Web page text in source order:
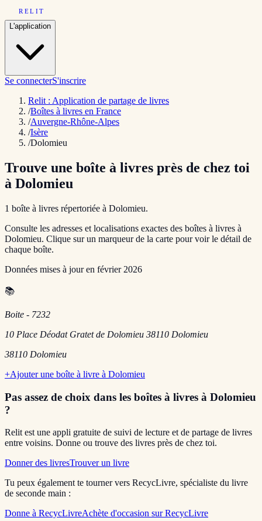
RELIT
L'application
Se connecterS'inscrire
Relit : Application de partage de livres
/Boîtes à livres en France
/Auvergne-Rhône-Alpes
/Isère
/Dolomieu
Trouve une boîte à livres près de chez toi
à Dolomieu
1 boîte à livres répertoriée à Dolomieu.
Consulte les adresses et localisations exactes des boîtes à livres à
Dolomieu. Clique sur un marqueur de la carte pour voir le détail de
chaque boîte.
Données mises à jour en février 2026
📚
Boite - 7232
10 Place Déodat Gratet de Dolomieu 38110 Dolomieu
38110 Dolomieu
+Ajouter une boîte à livre à Dolomieu
Pas assez de choix dans les boîtes à livres à Dolomieu
?
Relit est une appli gratuite de suivi de lecture et de partage de livres
entre voisins. Donne ou trouve des livres près de chez toi.
Donner des livresTrouver un livre
Tu peux également te tourner vers RecycLivre, spécialiste du livre
de seconde main :
Donne à RecycLivreAchète d'occasion sur RecycLivre